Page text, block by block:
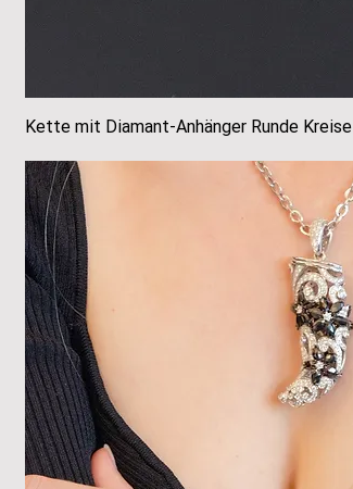
Schnellansicht
Kette mit Diamant-Anhänger Runde Kreise